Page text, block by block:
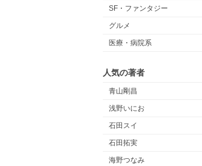
SF・ファンタジー
グルメ
医療・病院系
人気の著者
青山剛昌
浅野いにお
石田スイ
石田拓実
海野つなみ